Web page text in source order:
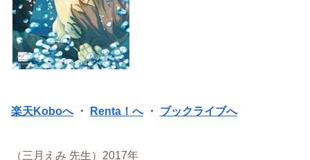
楽天Koboへ・ Renta！へ・ ブックライブへ
（三月えみ 先生）2017年